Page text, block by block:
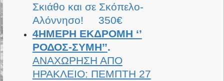
Σκιάθο και σε Σκόπελο-
Αλόννησο! 350€
4ΗΜΕΡΗ ΕΚΔΡΟΜΗ ‘’
ΡΟΔΟΣ-ΣΥΜΗ’’.
ΑΝΑΧΩΡΗΣΗ ΑΠΟ
ΗΡΑΚΛΕΙΟ: ΠΕΜΠΤΗ 27